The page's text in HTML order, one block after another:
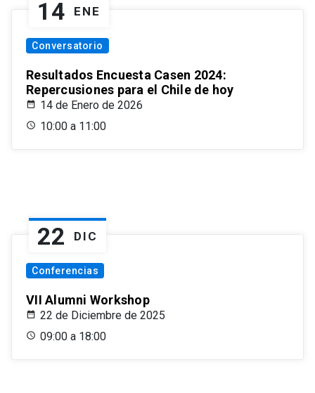
14 ENE
Conversatorio
Resultados Encuesta Casen 2024:
Repercusiones para el Chile de hoy
14 de Enero de 2026
10:00 a 11:00
22 DIC
Conferencias
VII Alumni Workshop
22 de Diciembre de 2025
09:00 a 18:00